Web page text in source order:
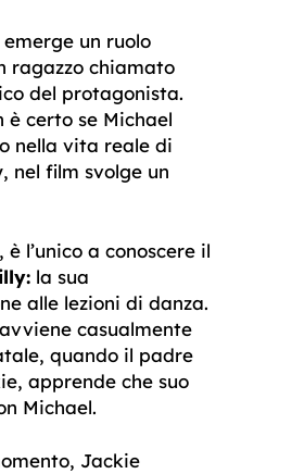
un ruolo
ragazzo chiamato
del protagonista.
è certo se Michael
nella vita reale di
nel film svolge un
l’unico a conoscere il
la sua
alle lezioni di danza.
casualmente
quando il padre
apprende che suo
Michael.
Jackie